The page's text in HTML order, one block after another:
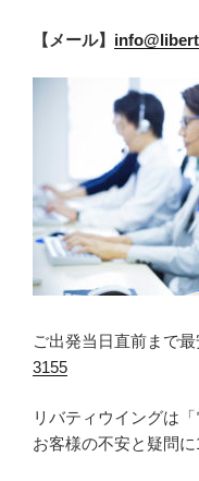
【メール】
ご出発当日直前まで最
3155
リバティウイングは
お客様の不安と疑問に